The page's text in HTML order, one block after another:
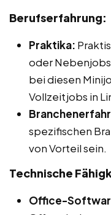
Berufserfahrung:
Praktika:
oder
bei diesen
Vollzeitjobs in
spezifischen
von Vorteil sein.
Technische
Office-